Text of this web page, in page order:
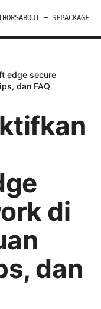
ABOUT — SFPACKAGE
edge secure
dan FAQ
di
dan